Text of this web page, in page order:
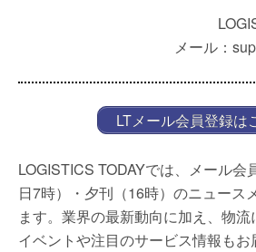
メール：
LTメール会員登録は
LOGISTICS TODAYでは、メール会
日7時）・夕刊（16時）のニュース
ます。業界の最新動向に加え、物
イベントや注目のサービス情報もお